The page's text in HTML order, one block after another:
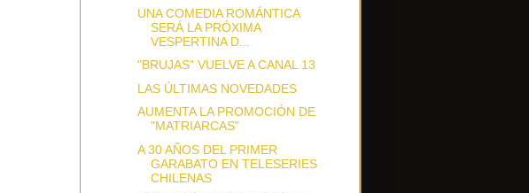
UNA COMEDIA ROMÁNTICA
SERÁ LA PRÓXIMA
VESPERTINA D...
"BRUJAS" VUELVE A CANAL 13
LAS ÚLTIMAS NOVEDADES
AUMENTA LA PROMOCIÓN DE
"MATRIARCAS"
A 30 AÑOS DEL PRIMER
GARABATO EN TELESERIES
CHILENAS